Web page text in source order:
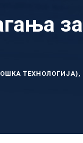
за
ТЕХНОЛОГИЈА) ,